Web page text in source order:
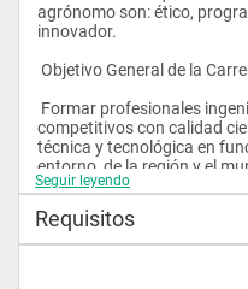
agrónomo son: ético,
innovador.
Objetivo General de la
competitivos con calidad
técnica y tecnológica en
entorno, de la región y el
prospectiva.
Competencias Profesionales
Seguir leyendo
Requisitos